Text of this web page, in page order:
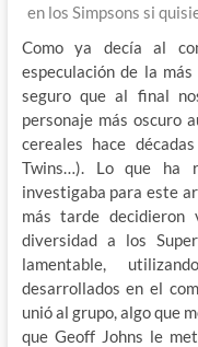
en los Simpsons si
Como ya decía al
especulación de la
seguro que al final
personaje más oscuro
cereales hace
Twins…). Lo que ha
investigaba para este
más tarde
diversidad a los
lamentable,
desarrollados en el
unió al grupo, algo que
que Geoff Johns le